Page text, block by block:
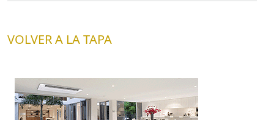
VOLVER A LA TAPA